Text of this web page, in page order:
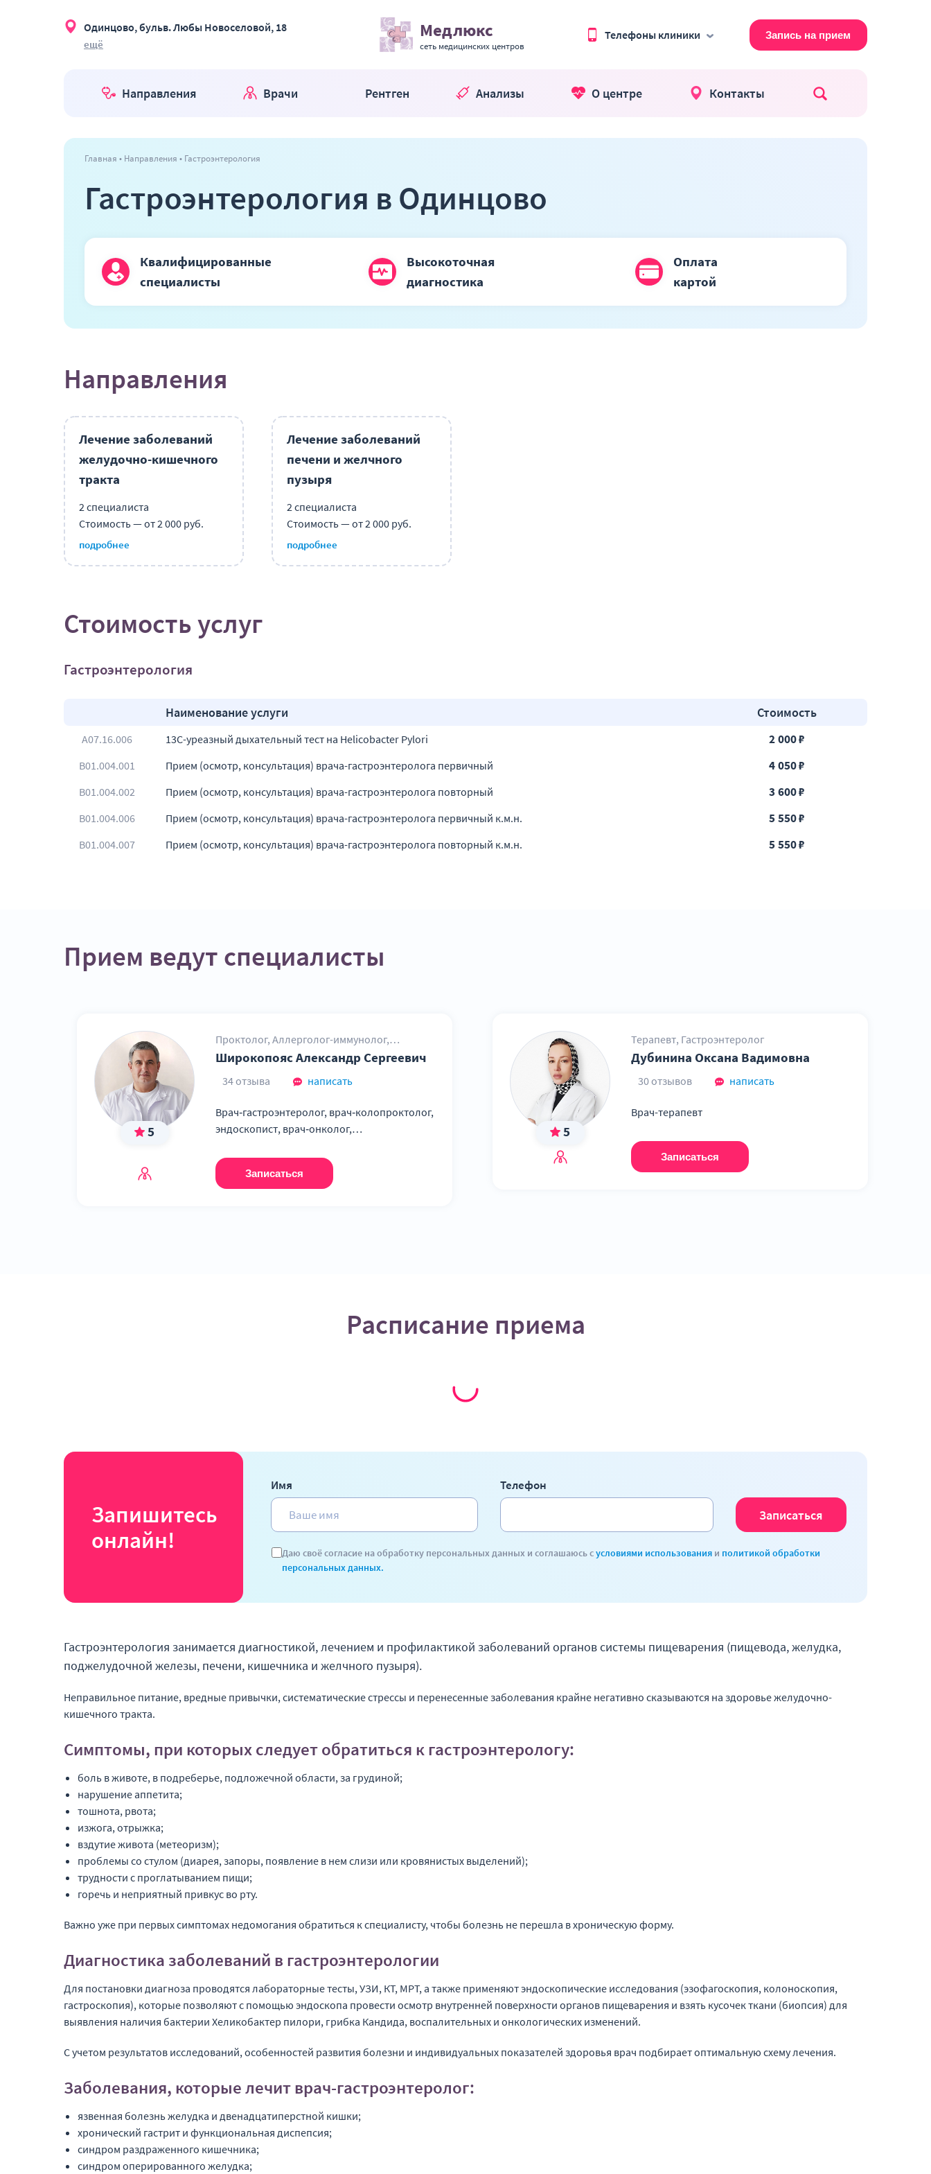
Одинцово, бульв. Любы Новоселовой, 18
ещё
Медлюкс
сеть медицинских центров
Телефоны клиники Запись на прием
Направления Врачи Рентген Анализы О центре Контакты
Главная Направления Гастроэнтерология
Гастроэнтерология в Одинцово
Квалифицированные
специалисты
Высокоточная
диагностика
Оплата
картой
Направления
Лечение заболеваний
желудочно-кишечного
тракта
2 специалиста
Стоимость — от 2 000 руб.
подробнее
Лечение заболеваний
печени и желчного
пузыря
2 специалиста
Стоимость — от 2 000 руб.
подробнее
Стоимость услуг
Гастроэнтерология
Наименование услуги Стоимость
A07.16.006 13С-уреазный дыхательный тест на Helicobacter Pylori 2 000 ₽
B01.004.001 Прием (осмотр, консультация) врача-гастроэнтеролога первичный 4 050 ₽
B01.004.002 Прием (осмотр, консультация) врача-гастроэнтеролога повторный 3 600 ₽
B01.004.006 Прием (осмотр, консультация) врача-гастроэнтеролога первичный к.м.н. 5 550 ₽
B01.004.007 Прием (осмотр, консультация) врача-гастроэнтеролога повторный к.м.н. 5 550 ₽
Прием ведут специалисты
5
Проктолог, Аллерголог-иммунолог,
Гастроэнтеролог, Онколог-маммолог,
Широкопояс Александр Сергеевич
34 отзыва написать
Врач‑гастроэнтеролог, врач‑колопроктолог,
эндоскопист, врач‑онколог,
более 18 лет
Записаться
5
Терапевт, Гастроэнтеролог
Дубинина Оксана Вадимовна
30 отзывов написать
Врач-терапевт
Записаться
Расписание приема
Запишитесь
онлайн!
Имя Телефон
Даю своё согласие на обработку персональных данных и соглашаюсь сусловиями использования и политикой обработки
персональных данных.
Гастроэнтерология занимается диагностикой, лечением и профилактикой заболеваний органов системы пищеварения (пищевода, желудка,
поджелудочной железы, печени, кишечника и желчного пузыря).
Неправильное питание, вредные привычки, систематические стрессы и перенесенные заболевания крайне негативно сказываются на здоровье желудочно-
кишечного тракта.
Симптомы, при которых следует обратиться к гастроэнтерологу:
боль в животе, в подреберье, подложечной области, за грудиной;
нарушение аппетита;
тошнота, рвота;
изжога, отрыжка;
вздутие живота (метеоризм);
проблемы со стулом (диарея, запоры, появление в нем слизи или кровянистых выделений);
трудности с проглатыванием пищи;
горечь и неприятный привкус во рту.
Важно уже при первых симптомах недомогания обратиться к специалисту, чтобы болезнь не перешла в хроническую форму.
Диагностика заболеваний в гастроэнтерологии
Для постановки диагноза проводятся лабораторные тесты, УЗИ, КТ, МРТ, а также применяют эндоскопические исследования (эзофагоскопия, колоноскопия,
гастроскопия), которые позволяют с помощью эндоскопа провести осмотр внутренней поверхности органов пищеварения и взять кусочек ткани (биопсия) для
выявления наличия бактерии Хеликобактер пилори, грибка Кандида, воспалительных и онкологических изменений.
С учетом результатов исследований, особенностей развития болезни и индивидуальных показателей здоровья врач подбирает оптимальную схему лечения.
Заболевания, которые лечит врач-гастроэнтеролог:
язвенная болезнь желудка и двенадцатиперстной кишки;
хронический гастрит и функциональная диспепсия;
синдром раздраженного кишечника;
синдром оперированного желудка;